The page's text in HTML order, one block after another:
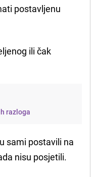
postavljenu
ili čak
razloga
sami postavili na
nisu posjetili.